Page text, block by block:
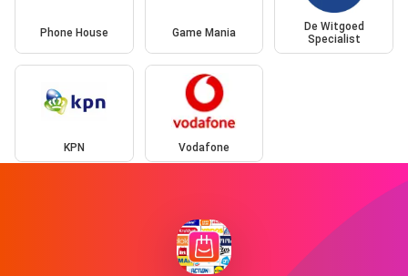
Phone House Game Mania
De Witgoed
Specialist
KPN Vodafone